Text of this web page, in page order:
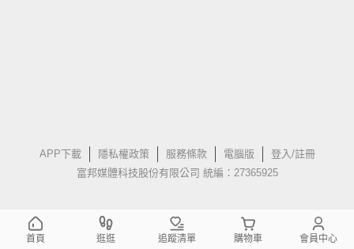
APP下載 隱私權政策 服務條款 電腦版
登入/註冊
富邦媒體科技股份有限公司 統編：27365925
首頁 逛逛 追蹤清單 購物車 會員中心